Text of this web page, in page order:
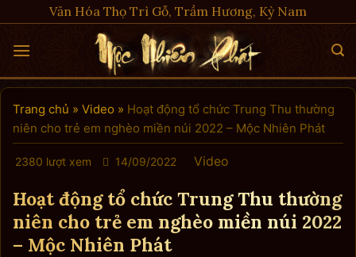
to
content
Văn Hóa Thọ Trì Gỗ, Trầm Hương, Kỳ Nam
Trang chủ » Video » Hoạt động tổ chức Trung Thu thường
niên cho trẻ em nghèo miền núi 2022 – Mộc Nhiên Phát
2380 lượt xem 14/09/2022 Video
Hoạt động tổ chức Trung Thu thường
niên cho trẻ em nghèo miền núi 2022
– Mộc Nhiên Phát